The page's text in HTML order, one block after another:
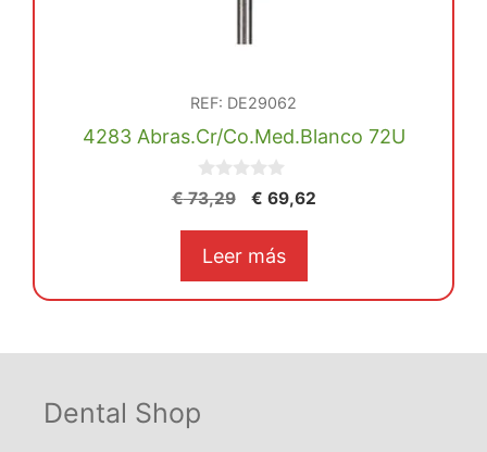
REF: DE29062
4283 Abras.Cr/Co.Med.Blanco 72U
0
d
€73,29
El
original
€ 73,29.
€ 69,62El
€ 69,62.
Leer más
Dental Shop